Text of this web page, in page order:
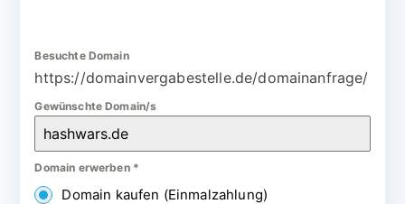
Besuchte Domain
https://domainvergabestelle.de/domainanfrage/
Gewünschte Domain/s
Domain erwerben *
Domain kaufen (Einmalzahlung)